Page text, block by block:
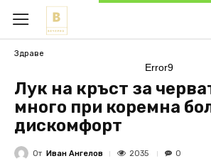
Здраве
Error9
Лук на кръст за
много при коремна
дискомфорт
От Иван Ангелов 2035 0